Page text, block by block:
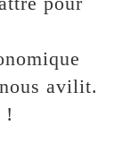
avilit.
!